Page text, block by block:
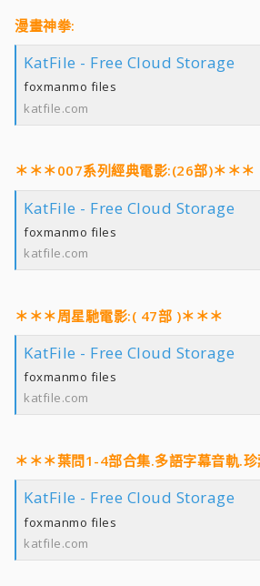
漫畫神拳:
KatFile - Free Cloud Storage
foxmanmo files
katfile.com
＊＊＊007系列經典電影:(26部)＊＊＊
KatFile - Free Cloud Storage
foxmanmo files
katfile.com
＊＊＊周星馳電影:( 47部 )＊＊＊
KatFile - Free Cloud Storage
foxmanmo files
katfile.com
＊＊＊葉問1-4部合集.多語字幕音軌.
KatFile - Free Cloud Storage
foxmanmo files
katfile.com